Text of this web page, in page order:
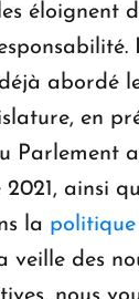
éloignent
abordé
en
Parlement
2021, ainsi
la politique
veille des